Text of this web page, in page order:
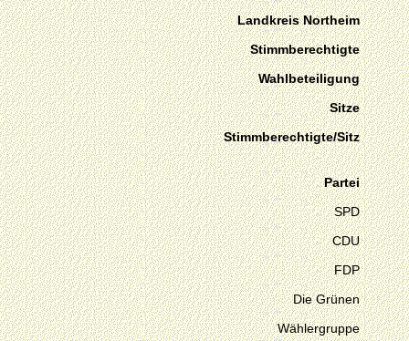
Landkreis Northeim
Stimmberechtigte
Wahlbeteiligung
Sitze
Stimmberechtigte/Sitz
Partei
SPD
CDU
FDP
Die Grünen
Wählergruppe